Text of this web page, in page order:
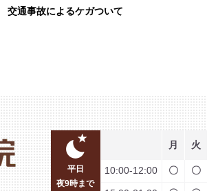
交通事故によるケガついて
平日
夜9時まで
月 火
10:00-12:00 〇 〇